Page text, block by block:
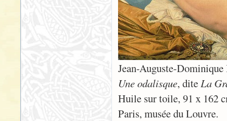
Jean-Auguste-
Une odalisque, diteLa
Huile sur toile, 91 x 162
Paris, musée du Louvre.